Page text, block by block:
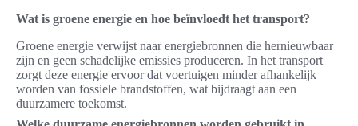
Wat is groene energie en hoe beïnvloedt het transport?
Groene energie verwijst naar energiebronnen die hernieuwbaar
zijn en geen schadelijke emissies produceren. In het transport
zorgt deze energie ervoor dat voertuigen minder afhankelijk
worden van fossiele brandstoffen, wat bijdraagt aan een
duurzamere toekomst.